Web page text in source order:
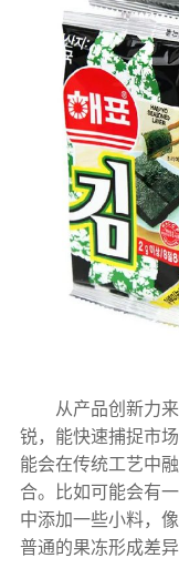
从产品创新力
锐，能快速捕捉市
能会在传统工艺中
合。比如可能会有
中添加一些小料，
普通的果冻形成差异